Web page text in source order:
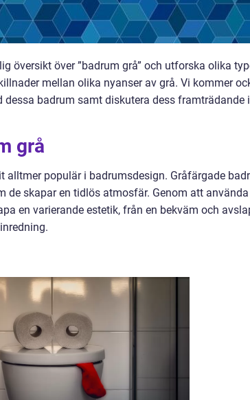
översikt över ”badrum grå” och utforska olika
mellan olika nyanser av grå. Vi kommer
badrum samt diskutera dess framträdande
grå
populär i badrumsdesign. Gråfärgade
de skapar en tidlös atmosfär. Genom att
en varierande estetik, från en bekväm och